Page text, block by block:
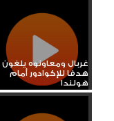
غربال ومعاونوه يلغون
هدفا للإكوادور أمام
هولندا